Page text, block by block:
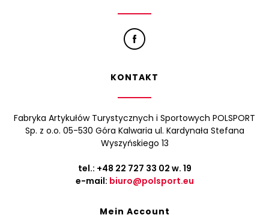
KONTAKT
Fabryka Artykułów Turystycznych i Sportowych POLSPORT
Sp. z o.o. 05-530 Góra Kalwaria ul. Kardynała Stefana
Wyszyńskiego 13
tel.: +48 22 727 33 02 w. 19
e-mail: biuro@polsport.eu
Mein Account